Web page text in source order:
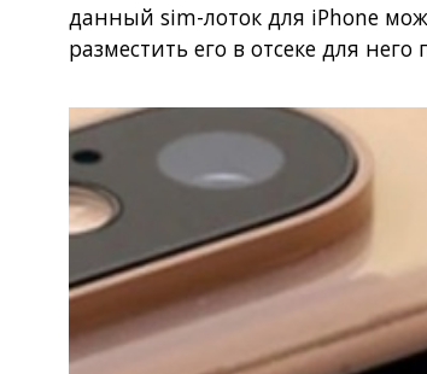
данный sim-лоток для iPhone
разместить его в отсеке для